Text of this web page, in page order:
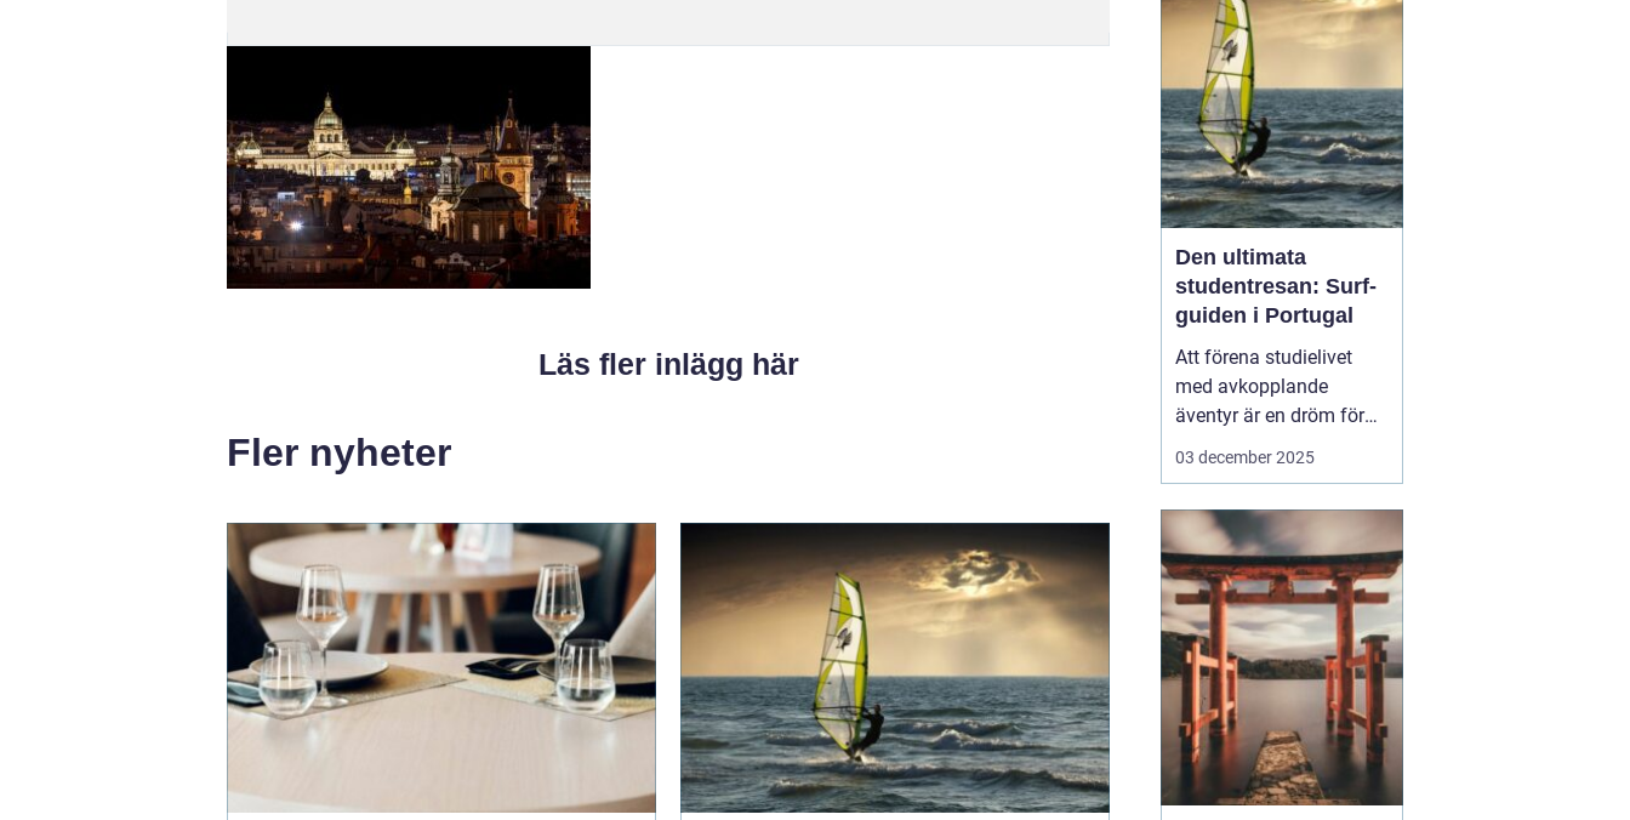
Läs fler inlägg här
Fler nyheter
Samtidigt har byn
utvecklats till ett litet
kulinariskt na...
Den ultimata
studentresan: Surf-
guiden i Portugal
Att förena studielivet
med avkopplande
äventyr är en dröm för
många studenter. Att ta
surf, sol och nya möten
kan vara just den
upplevelse som fyller
p&ar...
03 december 2025